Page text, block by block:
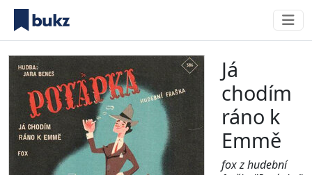
Já
chodím
ráno k
Emmě
fox z hudební